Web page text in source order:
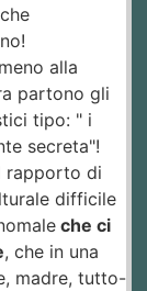
alla
partono gli
tipo: " i
secreta"!
rapporto di
difficile
che ci
, che in una
madre, tutto-